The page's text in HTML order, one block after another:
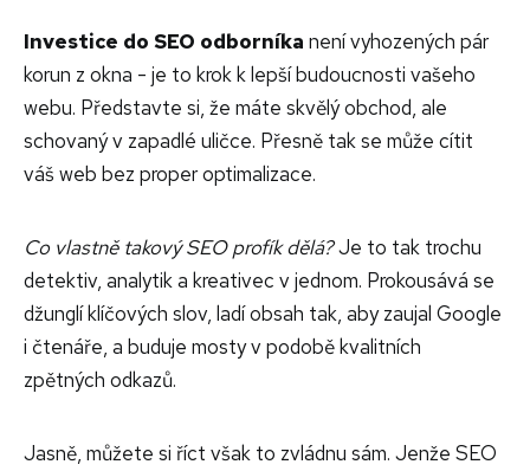
Investice do SEO odborníka není vyhozených pár
korun z okna - je to krok k lepší budoucnosti vašeho
webu. Představte si, že máte skvělý obchod, ale
schovaný v zapadlé uličce. Přesně tak se může cítit
váš web bez proper optimalizace.
Co vlastně takový SEO profík dělá?Je to tak trochu
detektiv, analytik a kreativec v jednom. Prokousává se
džunglí klíčových slov, ladí obsah tak, aby zaujal Google
i čtenáře, a buduje mosty v podobě kvalitních
zpětných odkazů.
Jasně, můžete si říct však to zvládnu sám. Jenže SEO